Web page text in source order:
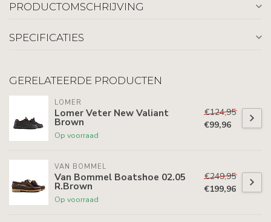
PRODUCTOMSCHRIJVING
SPECIFICATIES
GERELATEERDE PRODUCTEN
LOMER
Lomer Veter New Valiant
Brown
Op voorraad
€124,95
€99,96
VAN BOMMEL
Van Bommel Boatshoe 02.05
R.Brown
Op voorraad
€249,95
€199,96